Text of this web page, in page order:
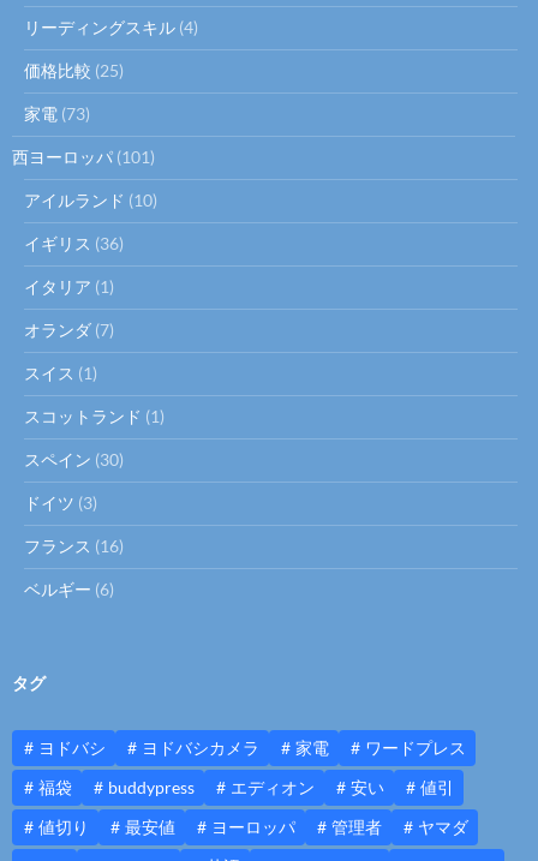
リーディングスキル (4)
価格比較 (25)
家電 (73)
西ヨーロッパ (101)
アイルランド (10)
イギリス (36)
イタリア (1)
オランダ (7)
スイス (1)
スコットランド (1)
スペイン (30)
ドイツ (3)
フランス (16)
ベルギー (6)
タグ
ヨドバシ ヨドバシカメラ 家電
ワードプレス
福袋
buddypress エディオン 安い
値引
値切り
最安値 ヨーロッパ 管理者
ヤマダ